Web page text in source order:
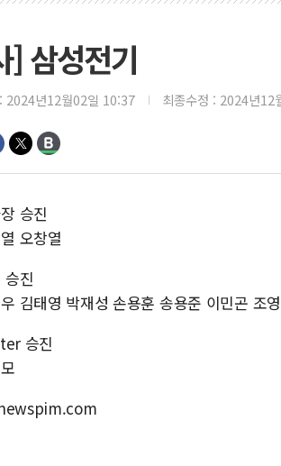
] 삼성전기
2024년12월02일 10:37 최종수정 : 2024년12
승진
오창열
진
김태영 박재성 손용훈 송용준 이민곤 조
승진